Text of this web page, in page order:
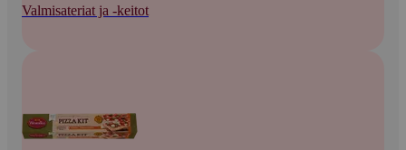
Valmisateriat ja -keitot